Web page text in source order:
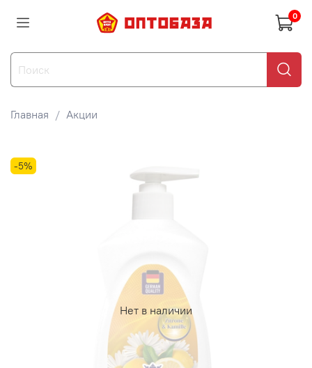
0
Главная Акции
Нет в наличии
-5%